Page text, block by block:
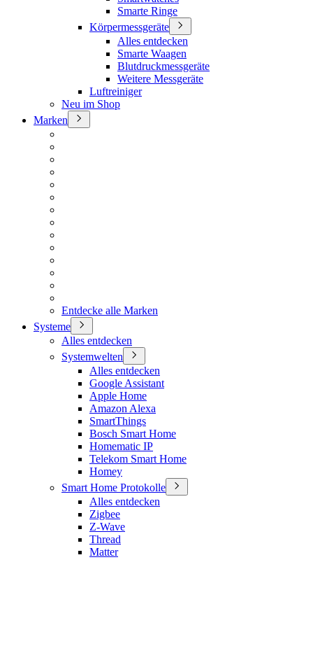
Smarte Ringe
Körpermessgeräte
Alles entdecken
Smarte Waagen
Blutdruckmessgeräte
Weitere Messgeräte
Luftreiniger
Neu im Shop
Marken
Entdecke alle Marken
Systeme
Alles entdecken
Systemwelten
Alles entdecken
Google Assistant
Apple Home
Amazon Alexa
SmartThings
Bosch Smart Home
Homematic IP
Telekom Smart Home
Homey
Smart Home Protokolle
Alles entdecken
Zigbee
Z-Wave
Thread
Matter